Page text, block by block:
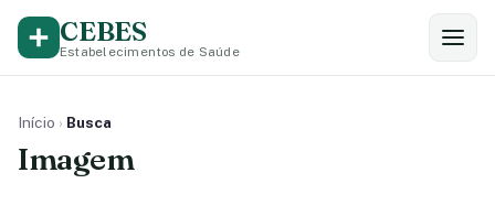
CEBES
Estabelecimentos de Saúde
Início › Busca
Imagem